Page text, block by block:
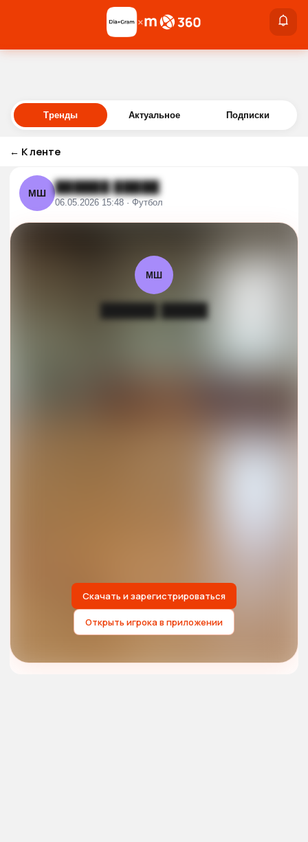
Войти
×
Тренды Актуальное Подписки
← К ленте
МШ ██████ █████
06.05.2026 15:48 · Футбол
МШ
██████ █████
Скачать и зарегистрироваться
Открыть игрока в приложении